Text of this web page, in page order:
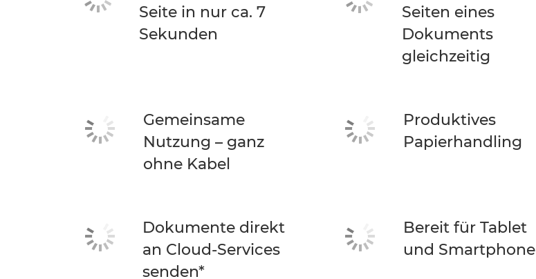
Seite in nur ca. 7
Sekunden
Seiten eines
Dokuments
gleichzeitig
Gemeinsame
Nutzung – ganz
ohne Kabel
Produktives
Papierhandling
Dokumente direkt
an Cloud-Services
senden*
Bereit für Tablet
und Smartphone